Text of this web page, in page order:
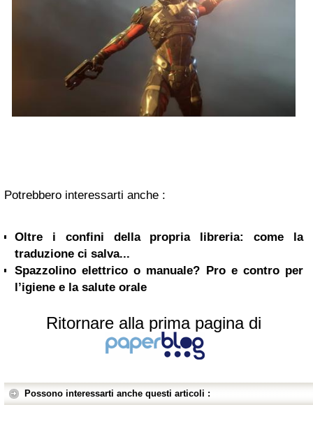
Potrebbero interessarti anche :
Oltre i confini della propria libreria: come la
traduzione ci salva...
Spazzolino elettrico o manuale? Pro e contro per
l’igiene e la salute orale
Ritornare alla prima pagina di
Possono interessarti anche questi articoli :